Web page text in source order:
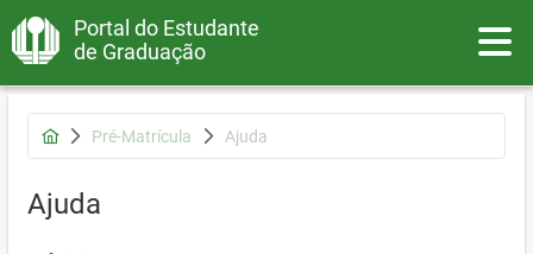
Portal do Estudante
de Graduação
Pré-Matrícula Ajuda
Ajuda